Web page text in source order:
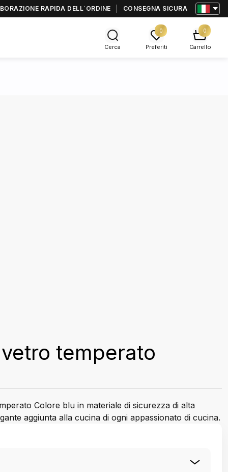
RAPIDA DELL΄ORDINE CONSEGNA SICURA
Cerca
0
Preferiti
0
Carrello
temperato
Colore blu in materiale di sicurezza di alta
aggiunta alla cucina di ogni appassionato di cucina.